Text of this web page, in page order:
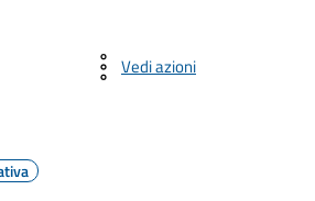
Vedi azioni